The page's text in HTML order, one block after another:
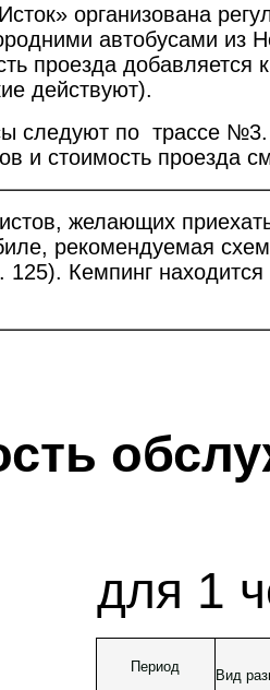
организована
автобусами из
проезда добавляется
действуют).
следуют по трассе
и стоимость проезда
желающих
рекомендуемая
125). Кемпинг
для 1
Период
Вид